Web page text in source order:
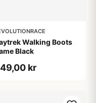
Walking Boots
Black
kr